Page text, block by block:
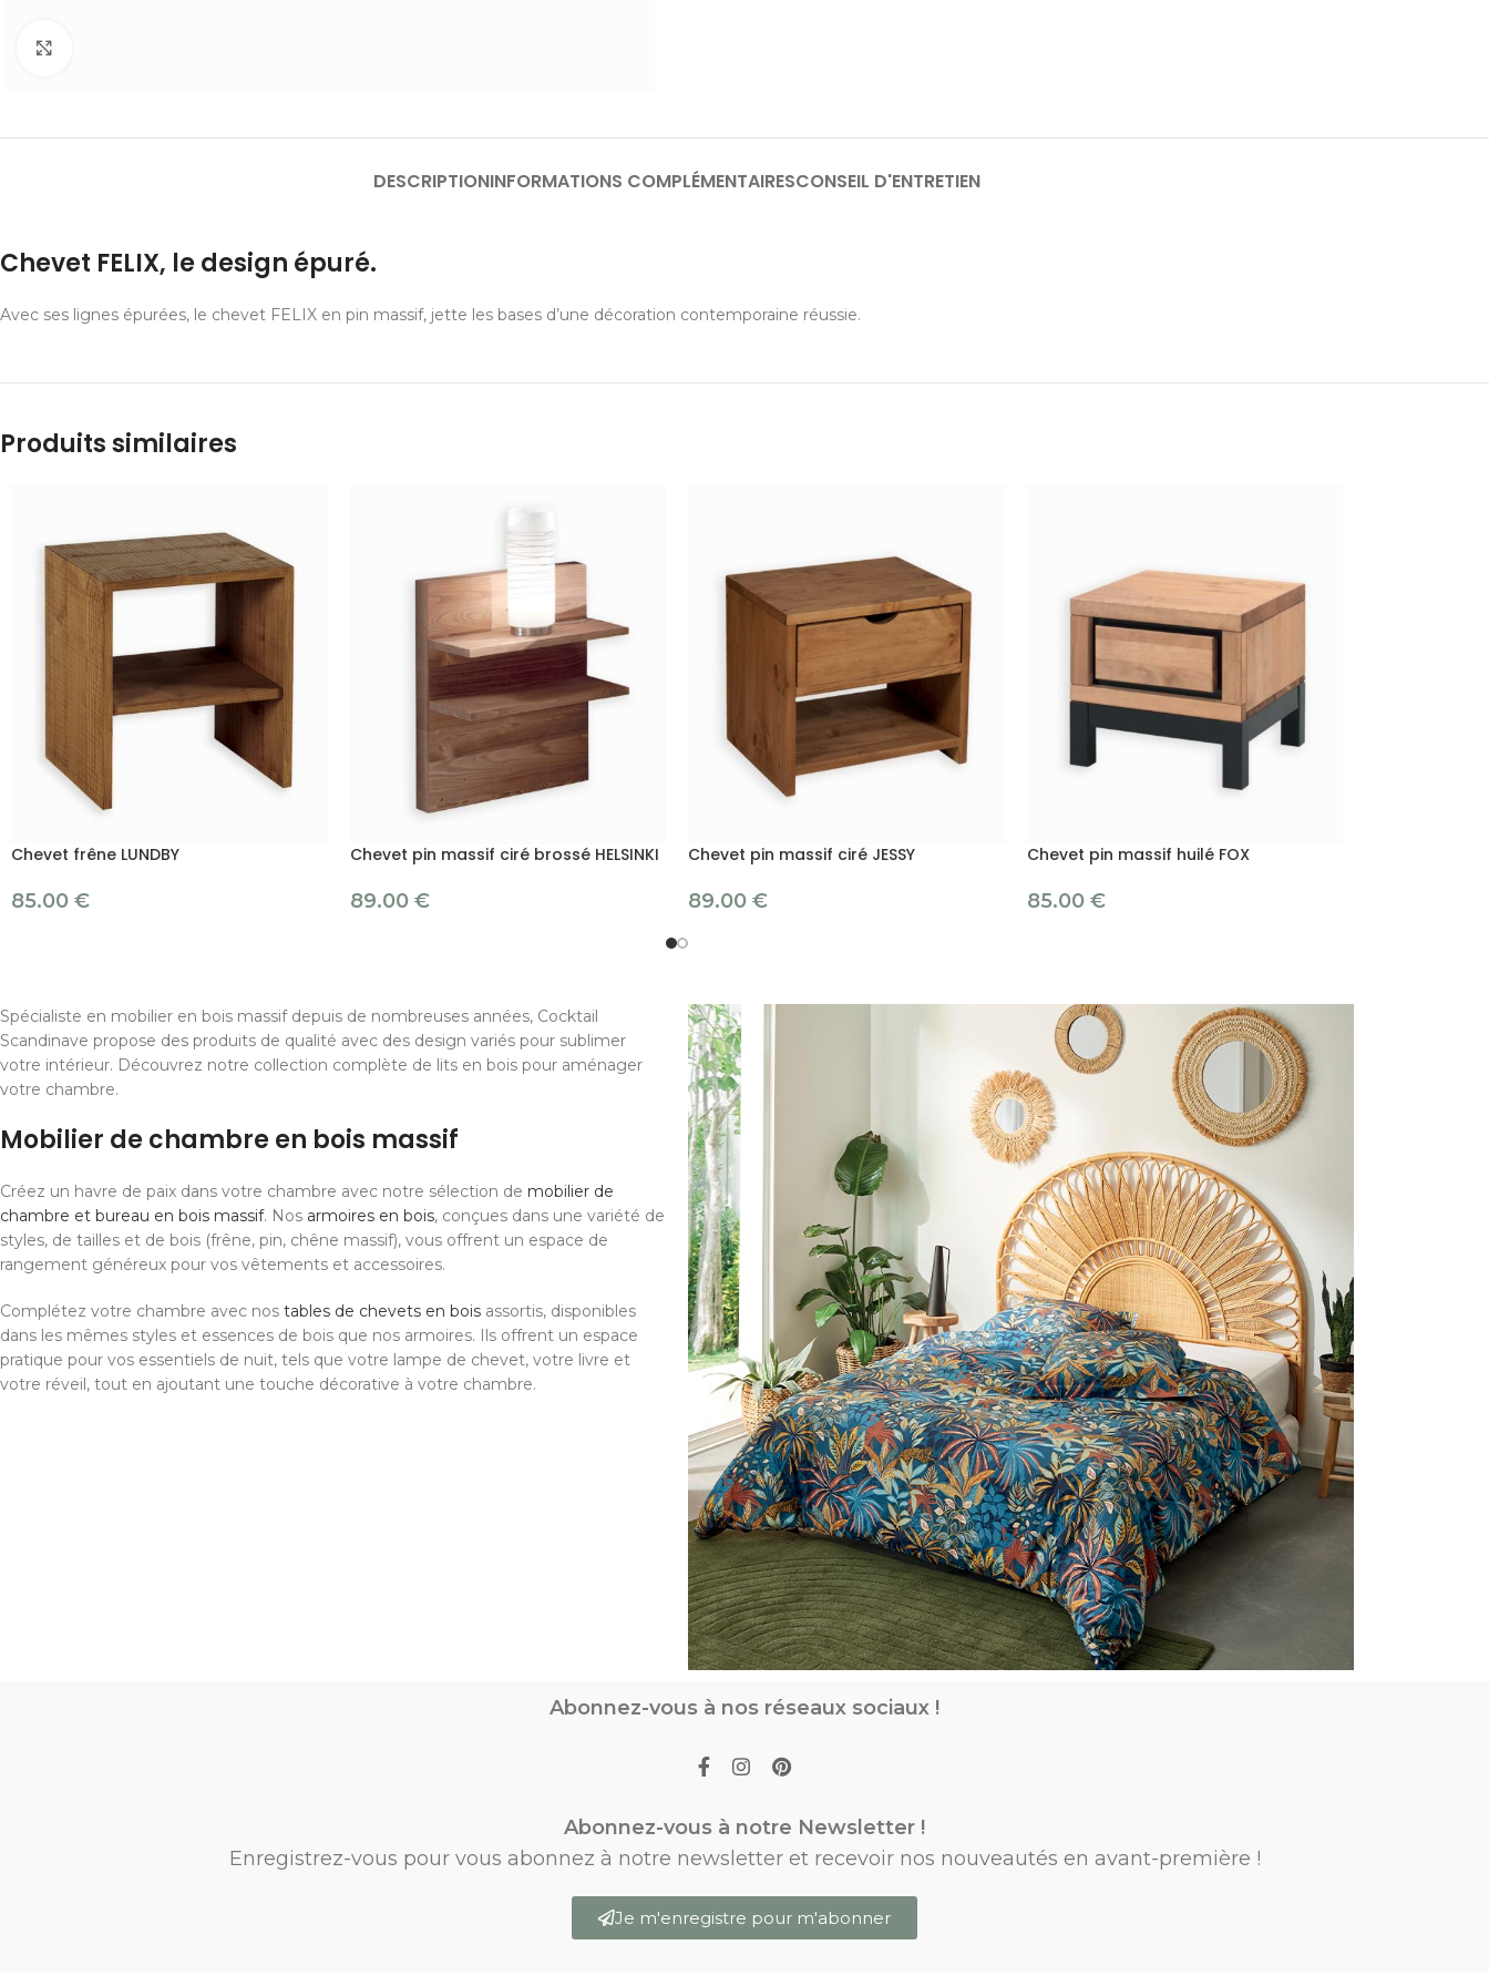
DESCRIPTIONINFORMATIONS COMPLÉMENTAIRESCONSEIL D'ENTRETIEN
Chevet FELIX, le design épuré.
Avec ses lignes épurées, le chevet FELIX en pin massif, jette les bases d’une décoration contemporaine réussie.
Produits similaires
Chevet frêne LUNDBY
85.00 €
Chevet pin massif ciré brossé HELSINKI
89.00 €
Chevet pin massif ciré JESSY
89.00 €
Chevet pin massif huilé FOX
85.00 €
Spécialiste en mobilier en bois massif depuis de nombreuses années, Cocktail
Scandinave propose des produits de qualité avec des design variés pour sublimer
votre intérieur. Découvrez notre collection complète de lits en bois pour aménager
votre chambre.
Mobilier de chambre en bois massif
Créez un havre de paix dans votre chambre avec notre sélection de mobilier de
chambre et bureau en bois massif. Nos armoires en bois, conçues dans une variété de
styles, de tailles et de bois (frêne, pin, chêne massif), vous offrent un espace de
rangement généreux pour vos vêtements et accessoires.
Complétez votre chambre avec nos tables de chevets en bois assortis, disponibles
dans les mêmes styles et essences de bois que nos armoires. Ils offrent un espace
pratique pour vos essentiels de nuit, tels que votre lampe de chevet, votre livre et
votre réveil, tout en ajoutant une touche décorative à votre chambre.
Abonnez-vous à nos réseaux sociaux !
Abonnez-vous à notre Newsletter !
Enregistrez-vous pour vous abonnez à notre newsletter et recevoir nos nouveautés en avant-première !
Je m'enregistre pour m'abonner